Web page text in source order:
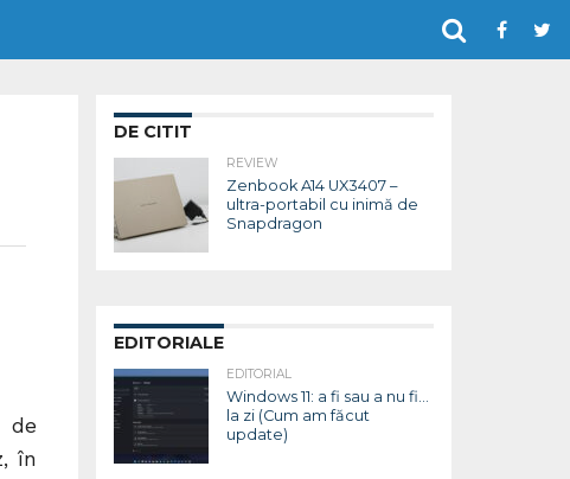
de
în
DE CITIT
REVIEW
Zenbook A14 UX3407 –
ultra-portabil cu inimă de
Snapdragon
EDITORIALE
EDITORIAL
Windows 11: a fi sau a nu fi…
la zi (Cum am făcut
update)